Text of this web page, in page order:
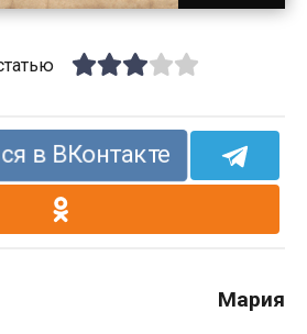
в ВКонтакте
Мария